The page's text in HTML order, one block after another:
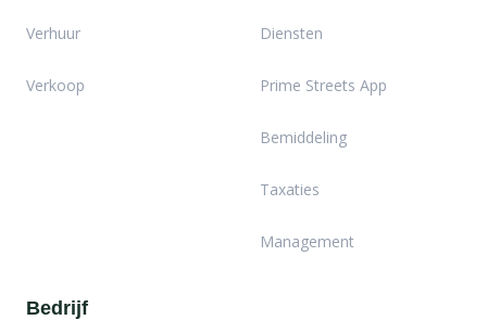
Verhuur
Verkoop
Diensten
Prime Streets App
Bemiddeling
Taxaties
Management
Bedrijf